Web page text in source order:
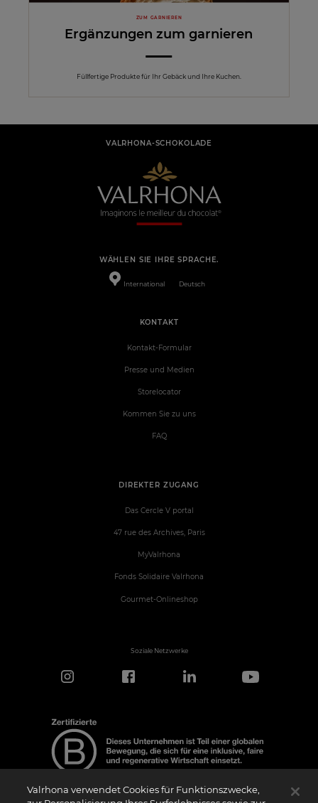
ZUM GARNIEREN
Ergänzungen zum garnieren
Füllfertige Produkte für Ihr Gebäck und Ihre Kuchen.
VALRHONA-SCHOKOLADE
WÄHLEN SIE IHRE SPRACHE.
International Deutsch
DIREKTER ZUGANG
Das Cercle V portal
47 rue des Archives, Paris
MyValrhona
Fonds Solidaire Valrhona
Gourmet-Onlineshop
KONTAKT
Kontakt-Formular
Presse und Medien
Storelocator
Kommen Sie zu uns
FAQ
Soziale Netzwerke
Valrhona verwendet Cookies für Funktionszwecke,